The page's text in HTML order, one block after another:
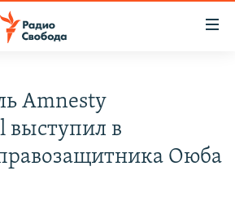
Amnesty
выступил в
Оюба